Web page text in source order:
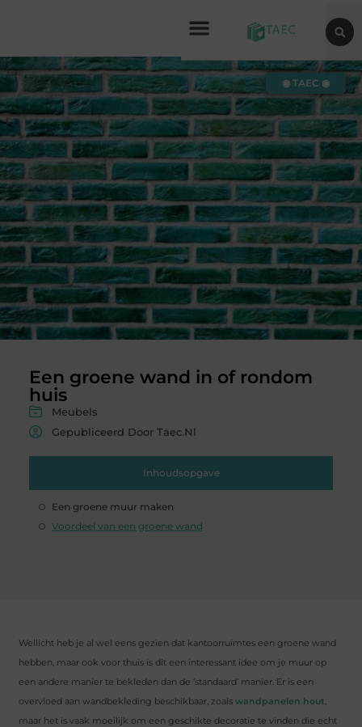
Een groene wand in of rondom
huis
Meubels
Gepubliceerd Door Taec.nl
Inhoudsopgave
Een groene muur maken
Voordeel van een groene wand
◉ TAEC ◉
Wellicht heb je al wel eens gezien dat kantoorruimtes een groene wand
hebben, maar ook voor thuis is dit een interessant idee om je muur op
een andere manier te bekleden dan de ‘standaard’ manier. Er is een
overvloed aan wandbekleding beschikbaar, zoalswandpanelen hout
maar het is vaak moeilijk om een geschikte decoratie te vinden die echt